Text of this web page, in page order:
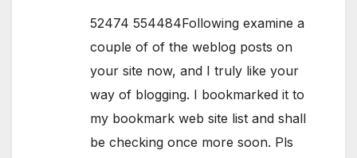
52474 554484Following examine a
couple of of the weblog posts on
your site now, and I truly like your
way of blogging. I bookmarked it to
my bookmark web site list and shall
be checking once more soon. Pls